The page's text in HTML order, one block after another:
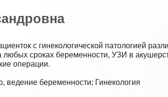
с гинекологической патологией
любых сроках беременности, УЗИ в
операции.
ведение беременности; Гинекология